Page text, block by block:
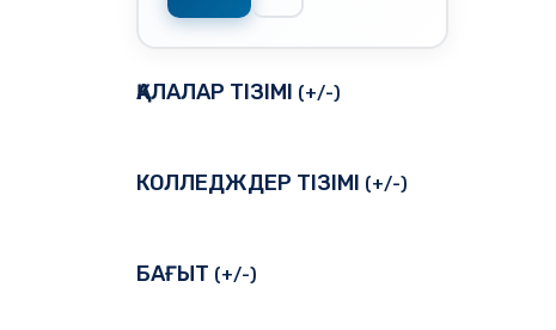
ҚАЛАЛАР ТІЗІМІ (+/-)
КОЛЛЕДЖДЕР ТІЗІМІ (+/-)
БАҒЫТ (+/-)